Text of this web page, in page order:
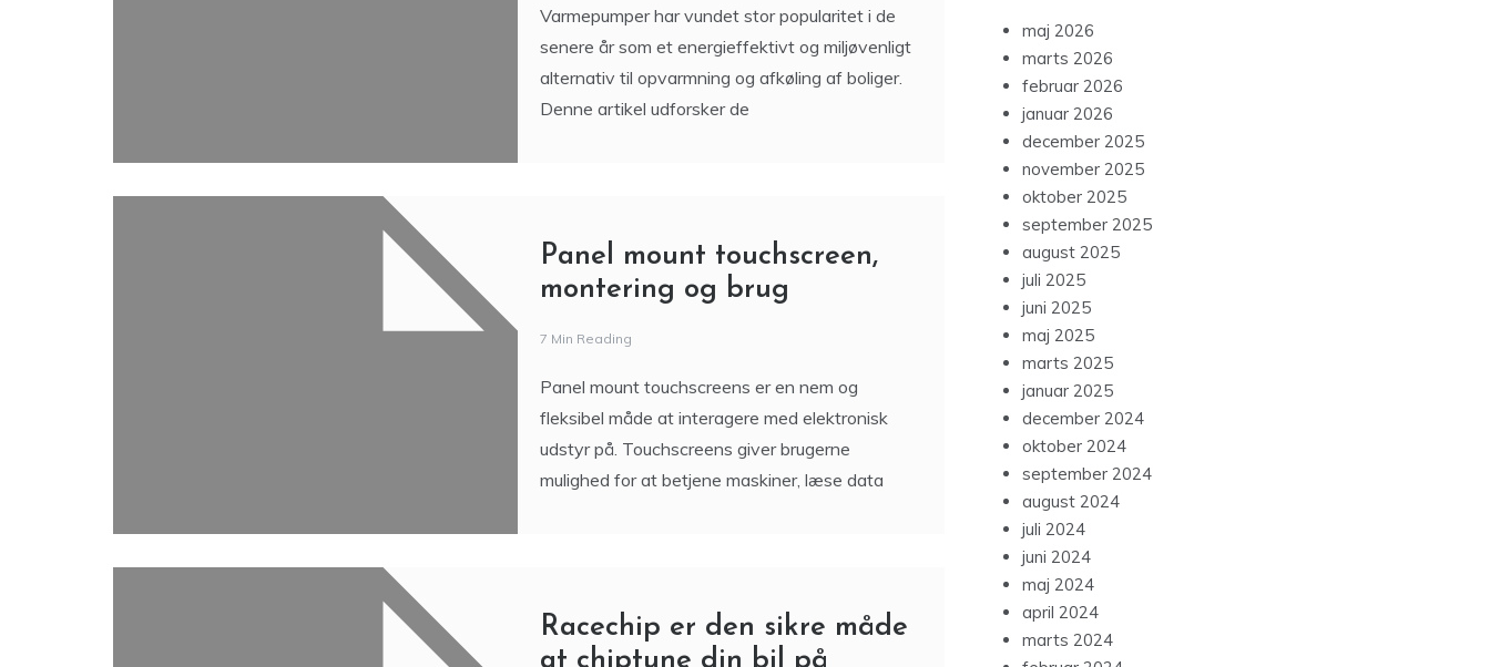
Varmepumper har vundet stor popularitet i de
senere år som et energieffektivt og miljøvenligt
alternativ til opvarmning og afkøling af boliger.
Denne artikel udforsker de
Panel mount touchscreen,
montering og brug
7 Min Reading
Panel mount touchscreens er en nem og
fleksibel måde at interagere med elektronisk
udstyr på. Touchscreens giver brugerne
mulighed for at betjene maskiner, læse data
Racechip er den sikre måde
at chiptune din bil på
maj 2026
marts 2026
februar 2026
januar 2026
december 2025
november 2025
oktober 2025
september 2025
august 2025
juli 2025
juni 2025
maj 2025
marts 2025
januar 2025
december 2024
oktober 2024
september 2024
august 2024
juli 2024
juni 2024
maj 2024
april 2024
marts 2024